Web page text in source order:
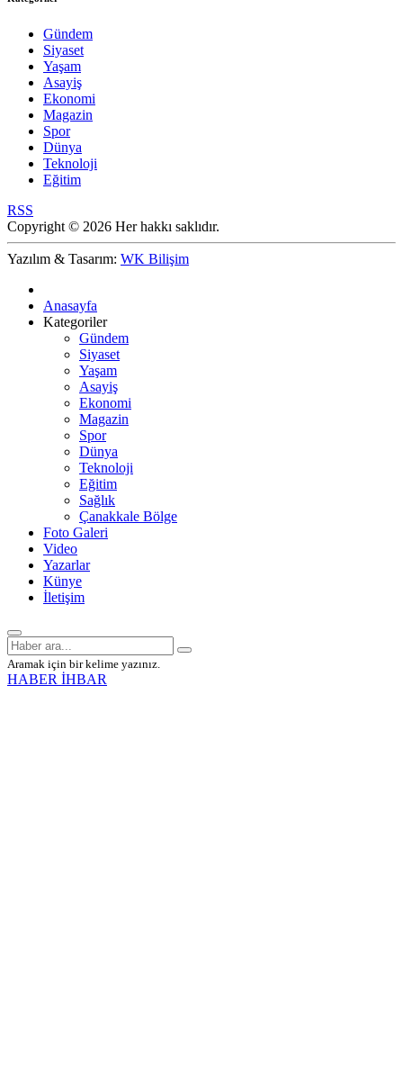
Gündem
Siyaset
Yaşam
Asayiş
Ekonomi
Magazin
Spor
Dünya
Teknoloji
Eğitim
RSS
Copyright © 2026 Her hakkı saklıdır.
Yazılım & Tasarım: WK Bilişim
Anasayfa
Kategoriler
Gündem
Siyaset
Yaşam
Asayiş
Ekonomi
Magazin
Spor
Dünya
Teknoloji
Eğitim
Sağlık
Çanakkale Bölge
Foto Galeri
Video
Yazarlar
Künye
İletişim
Aramak için bir kelime yazınız.
HABER İHBAR